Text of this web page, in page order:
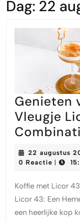
Dag: 22
Genieten
Vleugje
22 augustus
0 Reactie
Koffie met Licor
Licor 43: Een
een heerlijke kop